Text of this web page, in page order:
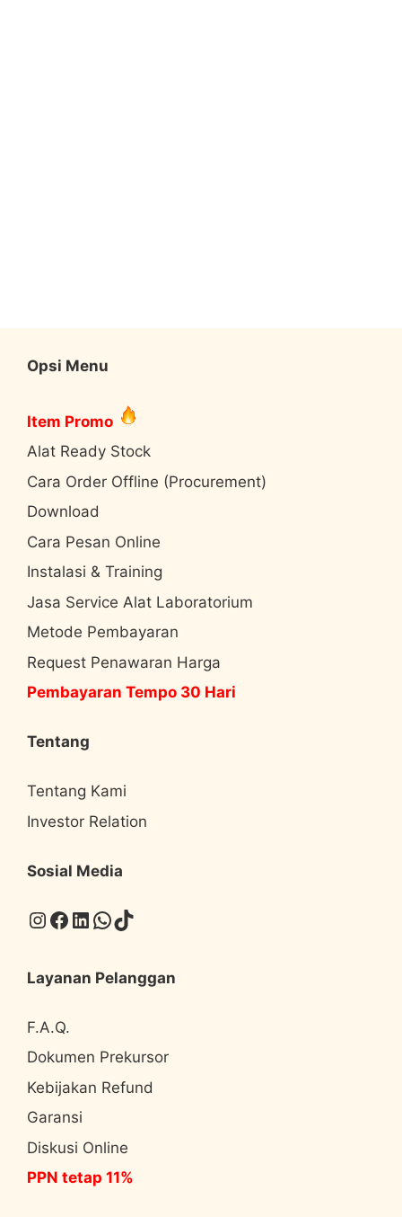
Opsi Menu
Item Promo
Alat Ready Stock
Cara Order Offline (Procurement)
Download
Cara Pesan Online
Instalasi & Training
Jasa Service Alat Laboratorium
Metode Pembayaran
Request Penawaran Harga
Pembayaran Tempo 30 Hari
Tentang
Tentang Kami
Investor Relation
Sosial Media
Instagram
Facebook
LinkedIn
WhatsApp
TikTok
Layanan Pelanggan
F.A.Q.
Dokumen Prekursor
Kebijakan Refund
Garansi
Diskusi Online
PPN tetap 11%